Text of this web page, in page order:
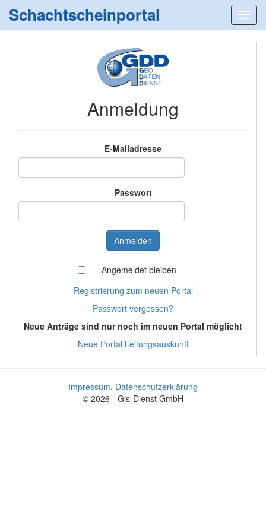
Schachtscheinportal
Anmeldung
E-Mailadresse
Passwort
Angemeldet bleiben
Registrierung zum neuen Portal
Passwort vergessen?
Neue Anträge sind nur noch im neuen Portal möglich!
Neue Portal Leitungsauskunft
Impressum, Datenschutzerklärung
© 2026 - Gis-Dienst GmbH